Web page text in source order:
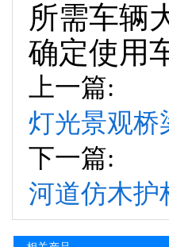
所需车辆
确定使用
上一篇:
灯光景观桥
下一篇:
河道仿木护